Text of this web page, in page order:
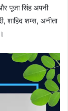
पूजा सिंह अपनी
शाहिद शम्स, अनीता